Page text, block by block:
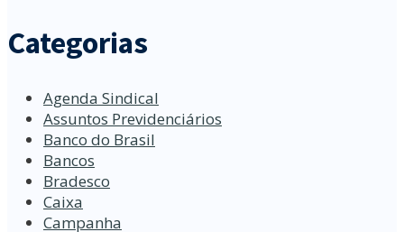
Categorias
Agenda Sindical
Assuntos Previdenciários
Banco do Brasil
Bancos
Bradesco
Caixa
Campanha